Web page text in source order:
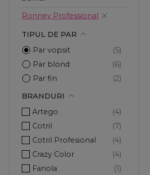
Ronney Professional
TIPUL DE PAR
Par vopsit
Par blond
Par fin
BRANDURI
Artego
Cotril
Cotril Profesional
Crazy Color
Fanola